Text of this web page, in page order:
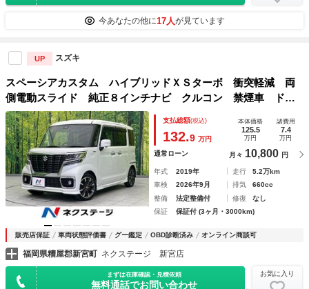
今あなたの他に17人が見ています
UP スズキ
スペーシアカスタム ハイブリッドＸＳターボ 衝突軽減 両
側電動スライド 純正８インチナビ クルコン 禁煙車 ドラ
レコ ＥＴＣ レーンアシスト クリアランスソナー シート
ヒーター ハーフレザーシート ＬＥＤヘッド オートライト
支払総額(税込)
132.9 万円
本体価格
125.5
万円
諸費用
7.4
万円
通常ローン 月々 10,800 円
年式 2019年 走行
5.2万km
車検
2026年9月 排気
660cc
整備
法定整備付 修復
なし
保証
保証付 (3ヶ月・3000km)
販売店保証 車両状態評価書 グー鑑定 OBD診断済み オンライン商談可
福岡県糟屋郡新宮町 ネクステージ 新宮店
まずは在庫確認・見積依頼
無料通話でお問い合わせ
お気に入り